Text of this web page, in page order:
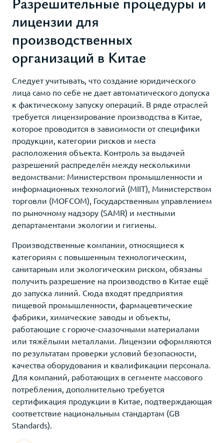
лицензии для
производственных
организаций в Китае
Следует учитывать, что создание юридического
лица само по себе не дает автоматического допуска
к фактическому запуску операций. В ряде отраслей
требуется лицензирование производства в Китае,
которое проводится в зависимости от специфики
продукции, категории рисков и места
расположения объекта. Контроль за выдачей
разрешений распределён между несколькими
ведомствами: Министерством промышленности и
информационных технологий (MIIT), Министерством
торговли (MOFCOM), Государственным управлением
по рыночному надзору (SAMR) и местными
департаментами экологии и гигиены.
Производственные компании, относящиеся к
категориям с повышенным технологическим,
санитарным или экологическим риском, обязаны
получить разрешение на производство в Китае ещё
до запуска линий. Сюда входят предприятия
пищевой промышленности, фармацевтические
фабрики, химические заводы и объекты,
работающие с горюче-смазочными материалами
или тяжёлыми металлами. Лицензии оформляются
по результатам проверки условий безопасности,
качества оборудования и квалификации персонала.
Для компаний, работающих в сегменте массового
потребления, дополнительно требуется
сертификация продукции в Китае, подтверждающая
соответствие национальным стандартам (GB
Standards).